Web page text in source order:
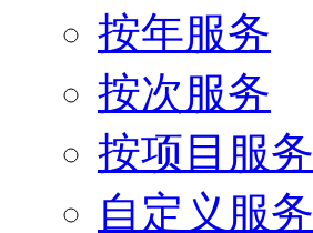
按年服务
按次服务
按项目服务
自定义服务